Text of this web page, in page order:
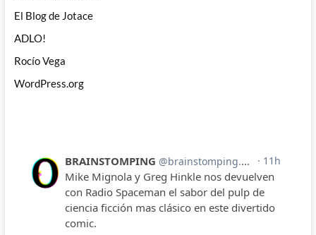
El Blog de Jotace
ADLO!
Rocío Vega
WordPress.org